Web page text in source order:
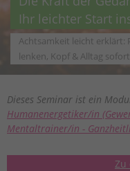
Ihr leichter Start
Achtsamkeit leicht erklärt:
lenken, Kopf & Alltag
Dieses Seminar ist ein
Humanenergetiker/in
Mentaltrainer/in -
Zu